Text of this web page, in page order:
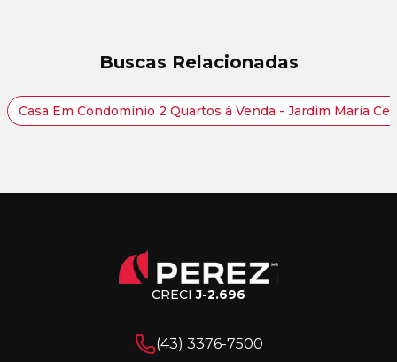
Buscas Relacionadas
Casa Em Condomínio 2 Quartos à Venda - Jardim Maria
CRECIJ-2.696
(43) 3376-7500